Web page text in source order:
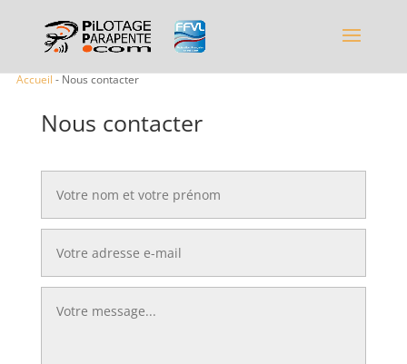
Accueil - Nous contacter
Nous contacter